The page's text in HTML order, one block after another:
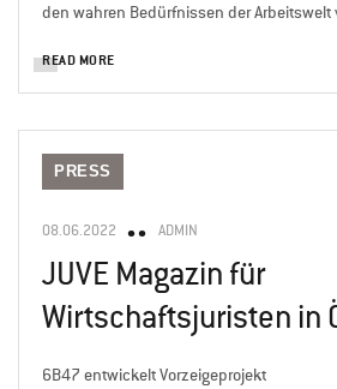
den wahren Bedürfnissen der Arbeitswelt
READ MORE
PRESS
08.06.2022 ADMIN
JUVE Magazin für
Wirtschaftsjuristen in
6B47 entwickelt Vorzeigeprojekt